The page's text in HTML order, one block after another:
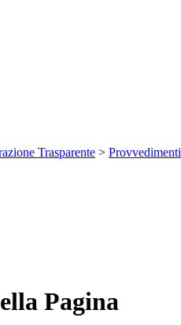
Trasparente > Provvedimenti
Pagina